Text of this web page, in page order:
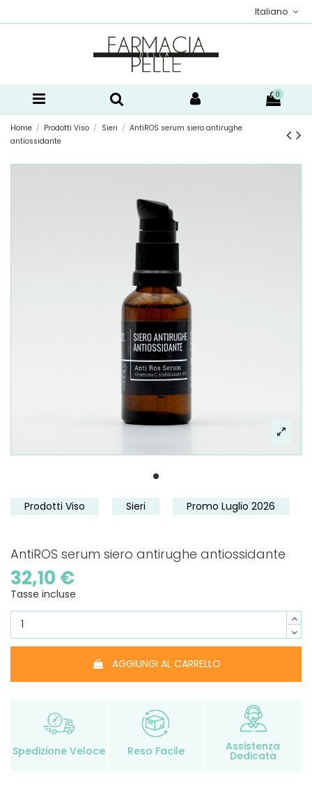
Italiano
0
Home Prodotti Viso Sieri
AntiROS serum siero antirughe
antiossidante
Prodotti Viso Sieri Promo Luglio 2026
AntiROS serum siero antirughe antiossidante
32,10 €
Tasse incluse
AGGIUNGI AL CARRELLO
Spedizione Veloce Reso Facile Assistenza
Dedicata